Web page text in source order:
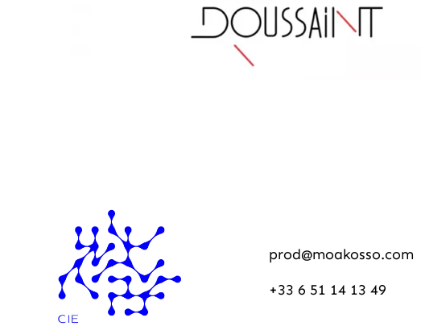
prod@moakosso.com
+33 6 51 14 13 49